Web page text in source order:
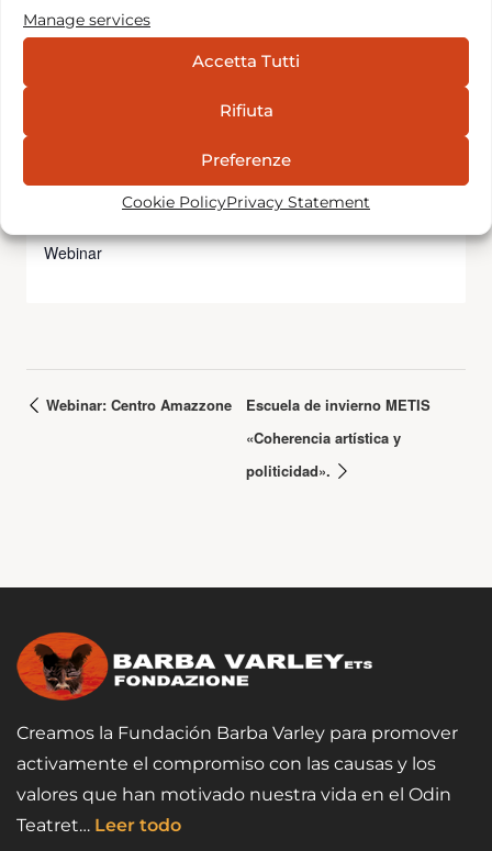
Manage services
Accetta Tutti
Rifiuta
Preferenze
Cookie PolicyPrivacy Statement
RECINTO
Webinar
ORGANIZADOR
Fondazione Barba Varley ETS
Webinar: Centro Amazzone
Escuela de invierno METIS
«Coherencia artística y
politicidad».
Creamos la Fundación Barba Varley para promover
activamente el compromiso con las causas y los
valores que han motivado nuestra vida en el Odin
Teatret… Leer todo